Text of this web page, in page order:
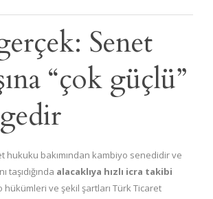
Senet
“çok güçlü”
hukuku bakımından kambiyo senedidir ve
taşıdığında alacaklıya hızlı icra takibi
hükümleri ve şekil şartları Türk Ticaret